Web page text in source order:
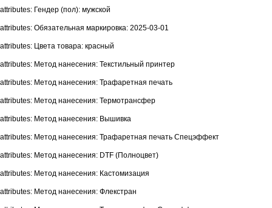
attributes: Гендер (пол): мужской
attributes: Обязательная маркировка: 2025-03-01
attributes: Цвета товара: красный
attributes: Метод нанесения: Текстильный принтер
attributes: Метод нанесения: Трафаретная печать
attributes: Метод нанесения: Термотрансфер
attributes: Метод нанесения: Вышивка
attributes: Метод нанесения: Трафаретная печать Спецэффект
attributes: Метод нанесения: DTF (Полноцвет)
attributes: Метод нанесения: Кастомизация
attributes: Метод нанесения: Флекстран